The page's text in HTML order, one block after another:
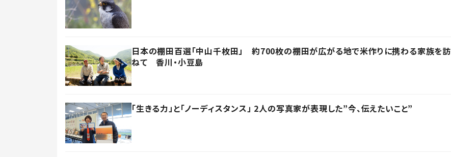
日本の棚田百選「中山千枚田」 約700枚の棚田が広がる地で米作りに携わる家族を訪
ねて 香川・小豆島
「生きる力」と「ノーディスタンス」 2人の写真家が表現した”今、伝えたいこと”